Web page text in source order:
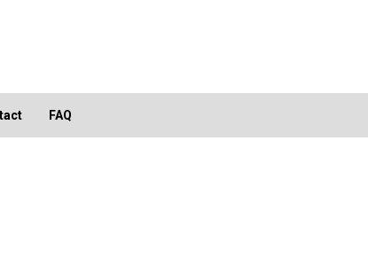
FAQ